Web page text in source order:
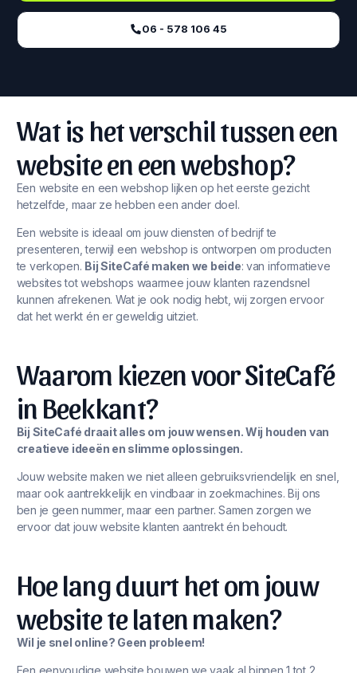
06 - 578 106 45‬
Wat is het verschil tussen een
website en een webshop?
Een website en een webshop lijken op het eerste gezicht
hetzelfde, maar ze hebben een ander doel.
Een website is ideaal om jouw diensten of bedrijf te
presenteren, terwijl een webshop is ontworpen om producten
te verkopen. Bij SiteCafé maken we beide: van informatieve
websites tot webshops waarmee jouw klanten razendsnel
kunnen afrekenen. Wat je ook nodig hebt, wij zorgen ervoor
dat het werkt én er geweldig uitziet.
Waarom kiezen voor SiteCafé
in Beekkant?
Bij SiteCafé draait alles om jouw wensen. Wij houden van
creatieve ideeën en slimme oplossingen.
Jouw website maken we niet alleen gebruiksvriendelijk en snel,
maar ook aantrekkelijk en vindbaar in zoekmachines. Bij ons
ben je geen nummer, maar een partner. Samen zorgen we
ervoor dat jouw website klanten aantrekt én behoudt.
Hoe lang duurt het om jouw
website te laten maken?
Wil je snel online? Geen probleem!